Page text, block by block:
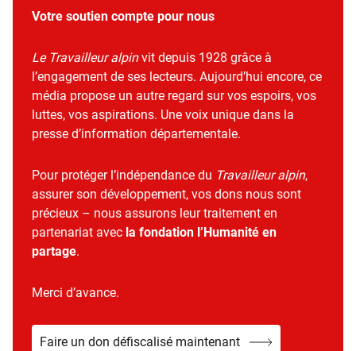
Votre soutien compte pour nous
Le Travailleur alpinvit depuis 1928 grâce à
l’engagement de ses lecteurs. Aujourd’hui encore, ce
média propose un autre regard sur vos espoirs, vos
luttes, vos aspirations. Une voix unique dans la
presse d’information départementale.
Pour protéger l’indépendance du Travailleur alpin,
assurer son développement, vos dons nous sont
précieux – nous assurons leur traitement en
partenariat avec la fondation l’Humanité en
partage.
Merci d’avance.
Faire un don défiscalisé maintenant